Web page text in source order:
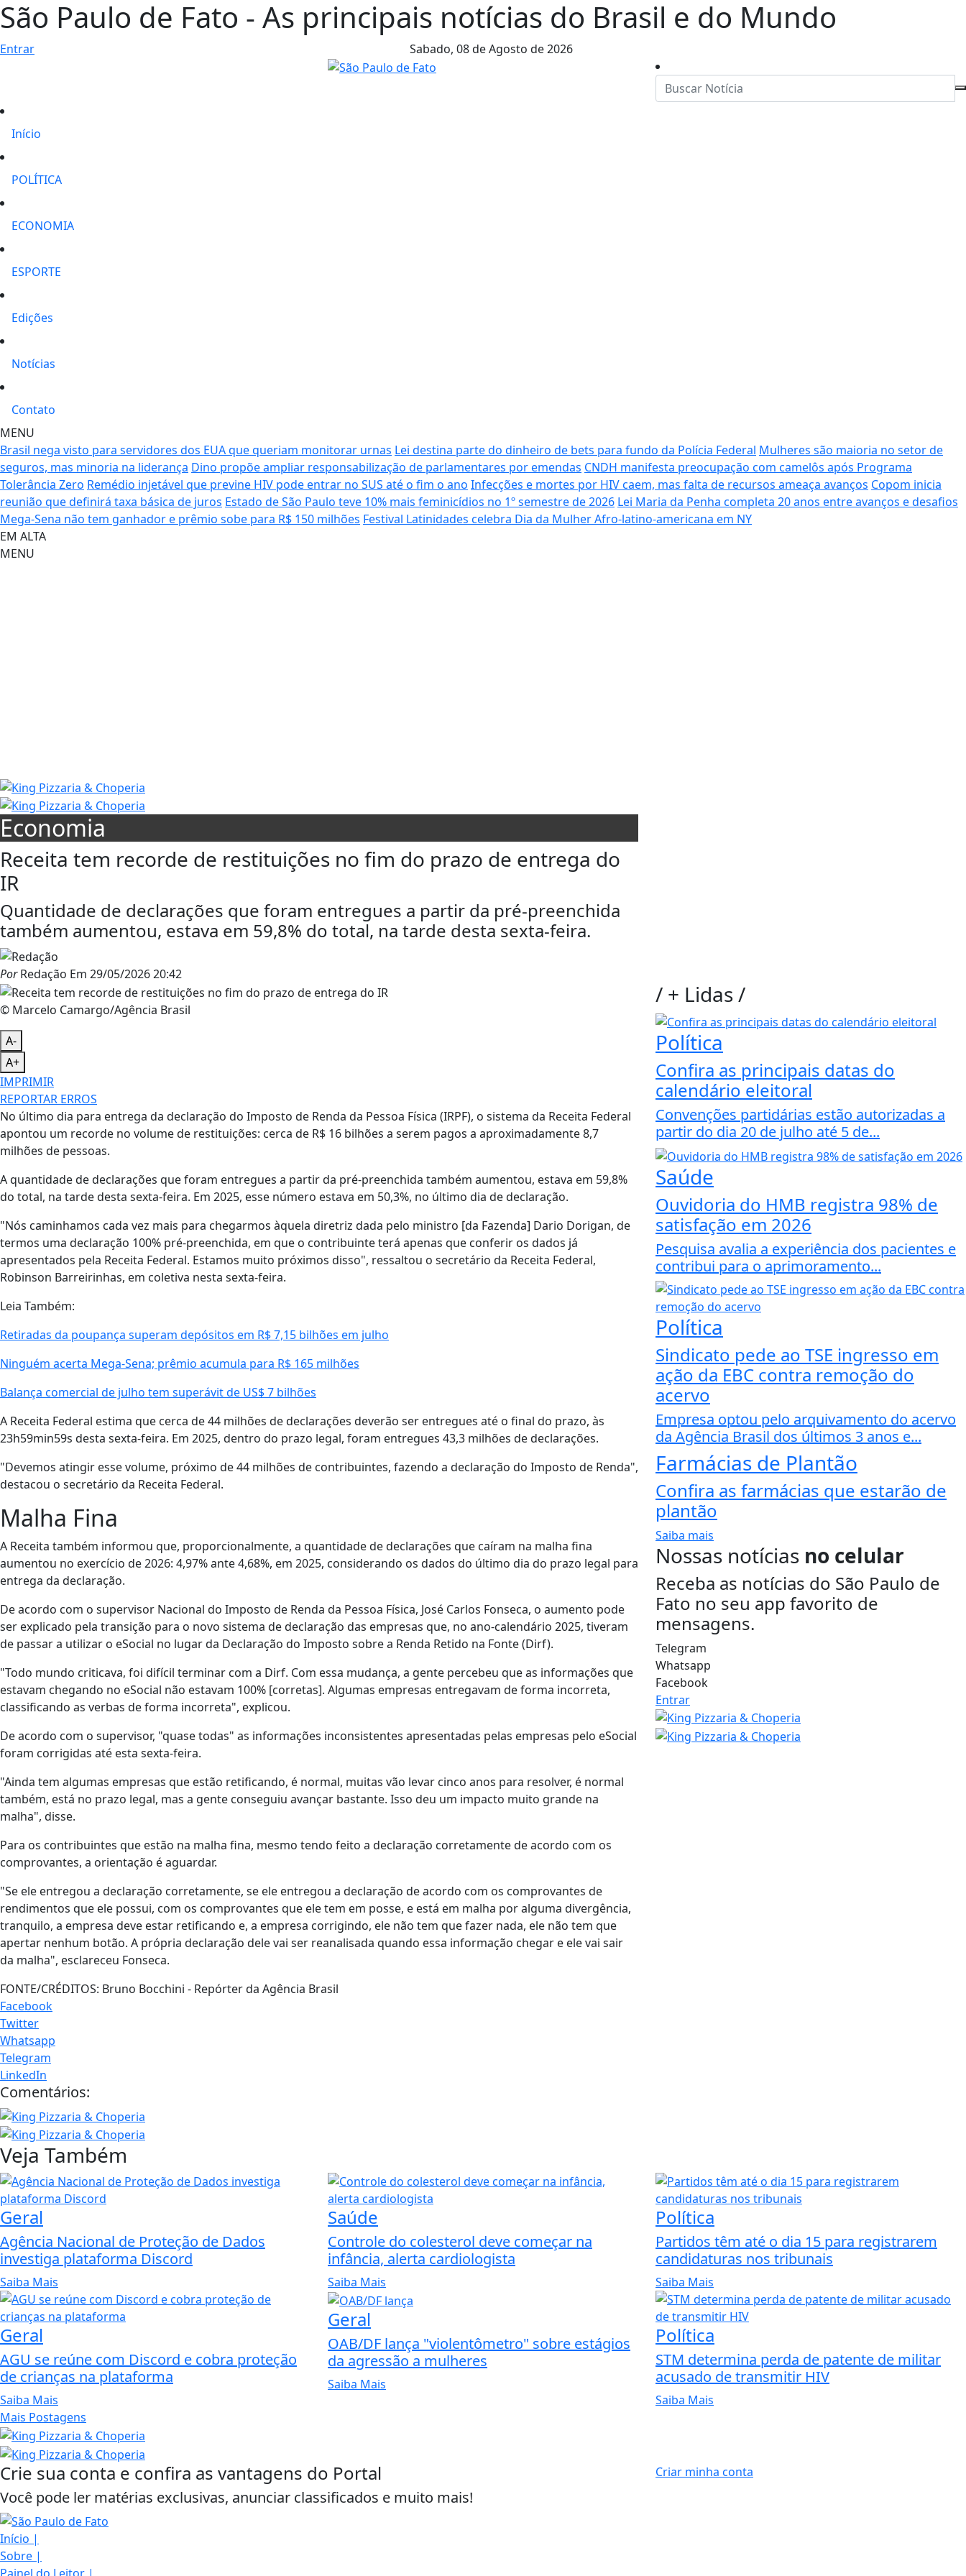
São Paulo de Fato - As principais notícias do Brasil e do Mundo
Entrar Sabado, 08 de Agosto de 2026
Início
POLÍTICA
ECONOMIA
ESPORTE
Edições
Notícias
Contato
MENU
Brasil nega visto para servidores dos EUA que queriam monitorar urnas Lei destina parte do dinheiro de bets para fundo da Polícia Federal Mulheres são maioria no setor de
seguros, mas minoria na liderança Dino propõe ampliar responsabilização de parlamentares por emendas CNDH manifesta preocupação com camelôs após Programa
Tolerância Zero Remédio injetável que previne HIV pode entrar no SUS até o fim o ano Infecções e mortes por HIV caem, mas falta de recursos ameaça avanços Copom inicia
reunião que definirá taxa básica de juros Estado de São Paulo teve 10% mais feminicídios no 1º semestre de 2026 Lei Maria da Penha completa 20 anos entre avanços e desafios
Mega-Sena não tem ganhador e prêmio sobe para R$ 150 milhões Festival Latinidades celebra Dia da Mulher Afro-latino-americana em NY
EM ALTA
MENU
Economia
Receita tem recorde de restituições no fim do prazo de entrega do
IR
Quantidade de declarações que foram entregues a partir da pré-preenchida
também aumentou, estava em 59,8% do total, na tarde desta sexta-feira.
PorRedação Em 29/05/2026 20:42
© Marcelo Camargo/Agência Brasil
A-
A+
IMPRIMIR
REPORTAR ERROS
No último dia para entrega da declaração do Imposto de Renda da Pessoa Física (IRPF), o sistema da Receita Federal
apontou um recorde no volume de restituições: cerca de R$ 16 bilhões a serem pagos a aproximadamente 8,7
milhões de pessoas.
A quantidade de declarações que foram entregues a partir da pré-preenchida também aumentou, estava em 59,8%
do total, na tarde desta sexta-feira. Em 2025, esse número estava em 50,3%, no último dia de declaração.
"Nós caminhamos cada vez mais para chegarmos àquela diretriz dada pelo ministro [da Fazenda] Dario Dorigan, de
termos uma declaração 100% pré-preenchida, em que o contribuinte terá apenas que conferir os dados já
apresentados pela Receita Federal. Estamos muito próximos disso", ressaltou o secretário da Receita Federal,
Robinson Barreirinhas, em coletiva nesta sexta-feira.
Leia Também:
Retiradas da poupança superam depósitos em R$ 7,15 bilhões em julho
Ninguém acerta Mega-Sena; prêmio acumula para R$ 165 milhões
Balança comercial de julho tem superávit de US$ 7 bilhões
A Receita Federal estima que cerca de 44 milhões de declarações deverão ser entregues até o final do prazo, às
23h59min59s desta sexta-feira. Em 2025, dentro do prazo legal, foram entregues 43,3 milhões de declarações.
"Devemos atingir esse volume, próximo de 44 milhões de contribuintes, fazendo a declaração do Imposto de Renda",
destacou o secretário da Receita Federal.
Malha Fina
A Receita também informou que, proporcionalmente, a quantidade de declarações que caíram na malha fina
aumentou no exercício de 2026: 4,97% ante 4,68%, em 2025, considerando os dados do último dia do prazo legal para
entrega da declaração.
De acordo com o supervisor Nacional do Imposto de Renda da Pessoa Física, José Carlos Fonseca, o aumento pode
ser explicado pela transição para o novo sistema de declaração das empresas que, no ano-calendário 2025, tiveram
de passar a utilizar o eSocial no lugar da Declaração do Imposto sobre a Renda Retido na Fonte (Dirf).
"Todo mundo criticava, foi difícil terminar com a Dirf. Com essa mudança, a gente percebeu que as informações que
estavam chegando no eSocial não estavam 100% [corretas]. Algumas empresas entregavam de forma incorreta,
classificando as verbas de forma incorreta", explicou.
De acordo com o supervisor, "quase todas" as informações inconsistentes apresentadas pelas empresas pelo eSocial
foram corrigidas até esta sexta-feira.
"Ainda tem algumas empresas que estão retificando, é normal, muitas vão levar cinco anos para resolver, é normal
também, está no prazo legal, mas a gente conseguiu avançar bastante. Isso deu um impacto muito grande na
malha", disse.
Para os contribuintes que estão na malha fina, mesmo tendo feito a declaração corretamente de acordo com os
comprovantes, a orientação é aguardar.
"Se ele entregou a declaração corretamente, se ele entregou a declaração de acordo com os comprovantes de
rendimentos que ele possui, com os comprovantes que ele tem em posse, e está em malha por alguma divergência,
tranquilo, a empresa deve estar retificando e, a empresa corrigindo, ele não tem que fazer nada, ele não tem que
apertar nenhum botão. A própria declaração dele vai ser reanalisada quando essa informação chegar e ele vai sair
da malha", esclareceu Fonseca.
FONTE/CRÉDITOS: Bruno Bocchini - Repórter da Agência Brasil
Facebook
Twitter
Whatsapp
Telegram
LinkedIn
Comentários:
/ + Lidas/
Política
Confira as principais datas do
calendário eleitoral
Convenções partidárias estão autorizadas a
partir do dia 20 de julho até 5 de...
Saúde
Ouvidoria do HMB registra 98% de
satisfação em 2026
Pesquisa avalia a experiência dos pacientes e
contribui para o aprimoramento...
Política
Sindicato pede ao TSE ingresso em
ação da EBC contra remoção do
acervo
Empresa optou pelo arquivamento do acervo
da Agência Brasil dos últimos 3 anos e...
Farmácias de Plantão
Confira as farmácias que estarão de
plantão
Saiba mais
Nossas notícias no celular
Receba as notícias do São Paulo de
Fato no seu app favorito de
mensagens.
Telegram
Whatsapp
Facebook
Entrar
Veja Também
Geral
Agência Nacional de Proteção de Dados
investiga plataforma Discord
Saiba Mais
Saúde
Controle do colesterol deve começar na
infância, alerta cardiologista
Saiba Mais
Política
Partidos têm até o dia 15 para registrarem
candidaturas nos tribunais
Saiba Mais
Geral
AGU se reúne com Discord e cobra proteção
de crianças na plataforma
Saiba Mais
Geral
OAB/DF lança "violentômetro" sobre estágios
da agressão a mulheres
Saiba Mais
Política
STM determina perda de patente de militar
acusado de transmitir HIV
Saiba Mais
Mais Postagens
Crie sua conta e confira as vantagens do Portal
Você pode ler matérias exclusivas, anunciar classificados e muito mais!
Criar minha conta
Início |
Sobre |